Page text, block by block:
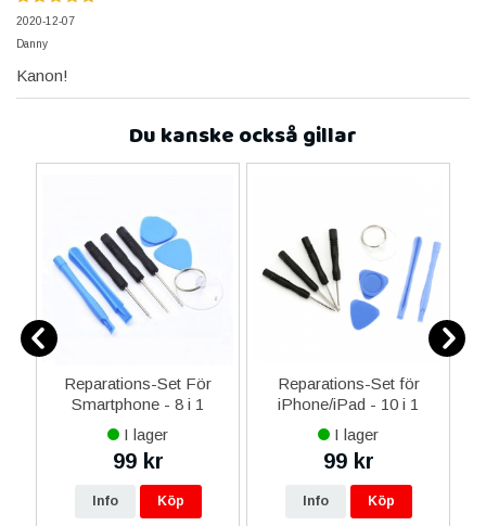
2020-12-07
Danny
Kanon!
Du kanske också gillar
Reparations-Set För
Smartphone - 8 i 1
I lager
99 kr
Info Köp
Reparations-Set för
iPhone/iPad - 10 i 1
I lager
99 kr
Info Köp